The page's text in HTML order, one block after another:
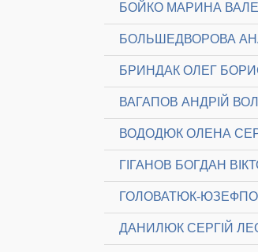
БОЙКО МАРИНА
БОЛЬШЕДВОРОВА
БРИНДАК ОЛЕГ
ВАГАПОВ АНДРІЙ
ВОДОДЮК ОЛЕНА
ГІГАНОВ БОГДАН
ГОЛОВАТЮК-
ДАНИЛЮК СЕРГІЙ